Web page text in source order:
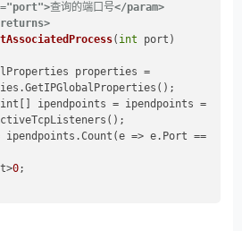
查询的端口号</param>
( int port )
ipendpoints.Count(e => e.Port ==
0;